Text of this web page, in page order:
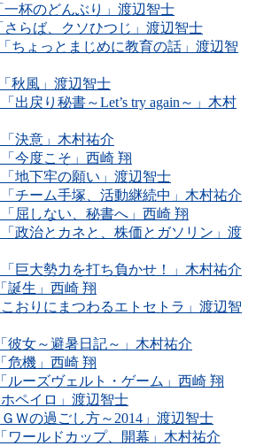
一杯のどんぶり」渡辺智士
さらば、クソひつじ」渡辺智士
ちょっとまじめに教育の話」渡辺智
秋風」渡辺智士
出戻り秘書～Let’s try again～」木村
決意」木村祐介
今度こそ」西崎 翔
「地下牢の願い」渡辺智士
「チーム手塚、活動継続中」木村祐介
「屈しない、秘書へ」西崎 翔
「政治とカネと、株価とガソリン」渡
「巨大勢力を打ち負かせ！」木村祐介
誕生」西崎 翔
おりにまつわるエトセトラ」渡辺智
彼女～避暑日記～」木村祐介
危機」西崎 翔
ルーズヴェルト・ゲーム」西崎 翔
ペイロ」渡辺智士
Ｗの過ごし方～2014」渡辺智士
ワールドカップ、開幕」木村祐介